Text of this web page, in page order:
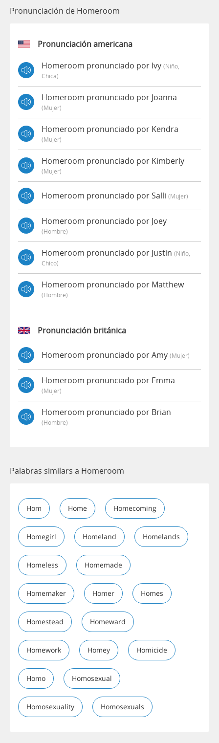
Pronunciación de Homeroom
Pronunciación americana
Homeroom pronunciado por Ivy (niño,
Chica)
Homeroom pronunciado por Joanna
(mujer)
Homeroom pronunciado por Kendra
(mujer)
Homeroom pronunciado por Kimberly
(mujer)
Homeroom pronunciado por Salli (mujer)
Homeroom pronunciado por Joey
(hombre)
Homeroom pronunciado por Justin (niño,
Chico)
Homeroom pronunciado por Matthew
(hombre)
Pronunciación británica
Homeroom pronunciado por Amy (mujer)
Homeroom pronunciado por Emma
(mujer)
Homeroom pronunciado por Brian
(hombre)
Palabras similars a Homeroom
Hom Home Homecoming
Homegirl Homeland Homelands
Homeless Homemade
Homemaker Homer Homes
Homestead Homeward
Homework Homey Homicide
Homo Homosexual
Homosexuality Homosexuals